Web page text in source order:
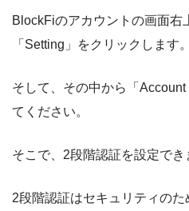
BlockFiのアカウントの画面右
「Setting」をクリックします。
そして、その中から「
てください。
そこで、2段階認証を設定でき
2段階認証はセキュリティの